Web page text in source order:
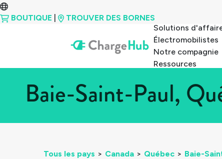
BOUTIQUE
TROUVER DES BORNES
Solutions
Électromobilistes
Notre compagnie
Ressources
Baie-Saint-Paul,
Tous les pays > Canada > Québec > Baie-